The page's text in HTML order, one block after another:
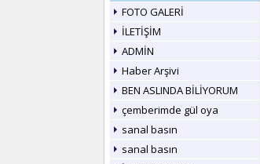
FOTO GALERİ
İLETİŞİM
ADMİN
Haber Arşivi
BEN ASLINDA BİLİYORUM
çemberimde gül oya
sanal basın
sanal basın